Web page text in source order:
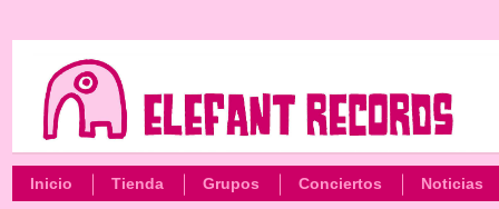
Inicio Tienda Grupos Conciertos Noticias